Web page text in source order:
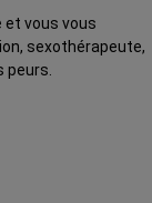
et vous vous
sexothérapeute,
peurs.